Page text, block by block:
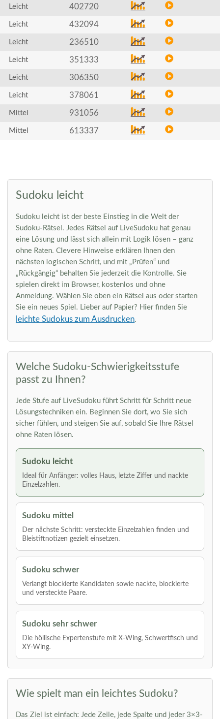
Leicht 402720
Leicht 432094
Leicht 236510
Leicht 351333
Leicht 306350
Leicht 378061
Mittel 931056
Mittel 613337
Sudoku leicht
Sudoku leicht ist der beste Einstieg in die Welt der
Sudoku-Rätsel. Jedes Rätsel auf LiveSudoku hat genau
eine Lösung und lässt sich allein mit Logik lösen – ganz
ohne Raten. Clevere Hinweise erklären Ihnen den
nächsten logischen Schritt, und mit „Prüfen“ und
„Rückgängig“ behalten Sie jederzeit die Kontrolle. Sie
spielen direkt im Browser, kostenlos und ohne
Anmeldung. Wählen Sie oben ein Rätsel aus oder starten
Sie ein neues Spiel. Lieber auf Papier? Hier finden Sie
leichte Sudokus zum Ausdrucken.
Welche Sudoku-Schwierigkeitsstufe
passt zu Ihnen?
Jede Stufe auf LiveSudoku führt Schritt für Schritt neue
Lösungstechniken ein. Beginnen Sie dort, wo Sie sich
sicher fühlen, und steigen Sie auf, sobald Sie Ihre Rätsel
ohne Raten lösen.
Sudoku leicht
Ideal für Anfänger: volles Haus, letzte Ziffer und nackte
Einzelzahlen.
Sudoku mittel
Der nächste Schritt: versteckte Einzelzahlen finden und
Bleistiftnotizen gezielt einsetzen.
Sudoku schwer
Verlangt blockierte Kandidaten sowie nackte, blockierte
und versteckte Paare.
Sudoku sehr schwer
Die höllische Expertenstufe mit X-Wing, Schwertfisch und
XY-Wing.
Wie spielt man ein leichtes Sudoku?
Das Ziel ist einfach: Jede Zeile, jede Spalte und jeder 3×3-